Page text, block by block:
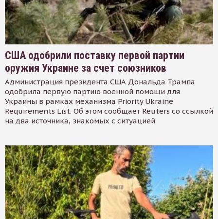
США одобрили поставку первой партии
оружия Украине за счет союзников
Администрация президента США Дональда Трампа
одобрила первую партию военной помощи для
Украины в рамках механизма Priority Ukraine
Requirements List. Об этом сообщает Reuters со ссылкой
на два источника, знакомых с ситуацией